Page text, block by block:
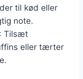
til kød eller
note.
: Tilsæt
eller tærter